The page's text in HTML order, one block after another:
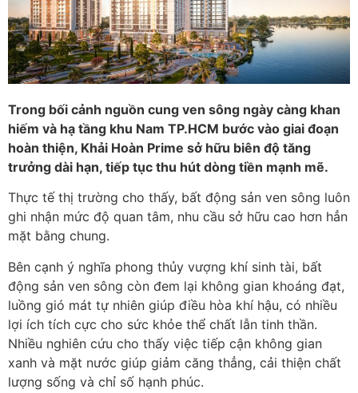
Trong bối cảnh nguồn cung ven sông ngày càng khan
hiếm và hạ tầng khu Nam TP.HCM bước vào giai đoạn
hoàn thiện, Khải Hoàn Prime sở hữu biên độ tăng
trưởng dài hạn, tiếp tục thu hút dòng tiền mạnh mẽ.
Thực tế thị trường cho thấy, bất động sản ven sông luôn
ghi nhận mức độ quan tâm, nhu cầu sở hữu cao hơn hẳn
mặt bằng chung.
Bên cạnh ý nghĩa phong thủy vượng khí sinh tài, bất
động sản ven sông còn đem lại không gian khoáng đạt,
luồng gió mát tự nhiên giúp điều hòa khí hậu, có nhiều
lợi ích tích cực cho sức khỏe thể chất lẫn tinh thần.
Nhiều nghiên cứu cho thấy việc tiếp cận không gian
xanh và mặt nước giúp giảm căng thẳng, cải thiện chất
lượng sống và chỉ số hạnh phúc.